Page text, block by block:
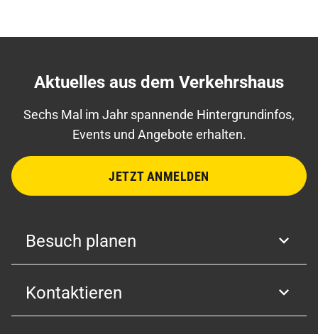
Aktuelles aus dem Verkehrshaus
Sechs Mal im Jahr spannende Hintergrundinfos,
Events und Angebote erhalten.
JETZT ANMELDEN
Besuch planen
Kontaktieren